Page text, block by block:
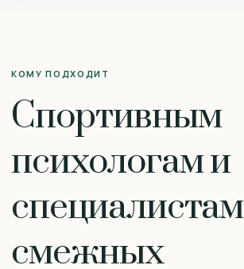
КОМУ ПОДХОДИТ
Спортивным
психологам и
специалистам
смежных